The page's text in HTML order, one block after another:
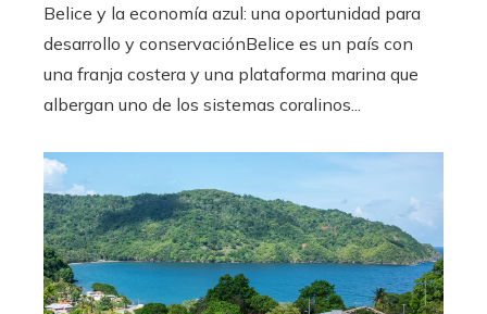
Belice y la economía azul: una oportunidad para
desarrollo y conservaciónBelice es un país con
una franja costera y una plataforma marina que
albergan uno de los sistemas coralinos...